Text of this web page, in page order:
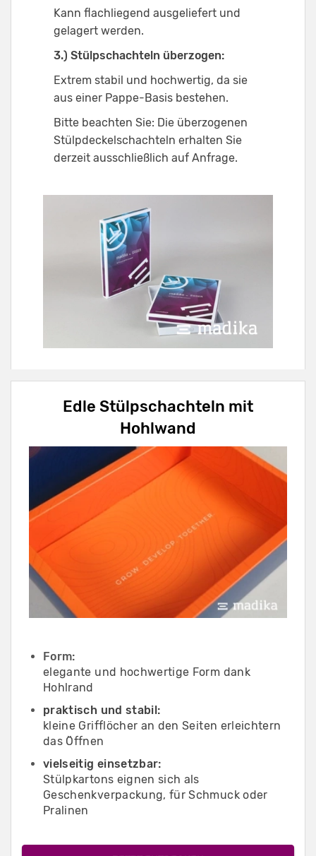
Kann flachliegend ausgeliefert und
gelagert werden.
3.) Stülpschachteln überzogen:
Extrem stabil und hochwertig, da sie
aus einer Pappe-Basis bestehen.
Bitte beachten Sie: Die überzogenen
Stülpdeckelschachteln erhalten Sie
derzeit ausschließlich auf Anfrage.
Edle Stülpschachteln mit
Hohlwand
Form:
elegante und hochwertige Form dank
Hohlrand
praktisch und stabil:
kleine Grifflöcher an den Seiten erleichtern
das Öffnen
vielseitig einsetzbar:
Stülpkartons eignen sich als
Geschenkverpackung, für Schmuck oder
Pralinen